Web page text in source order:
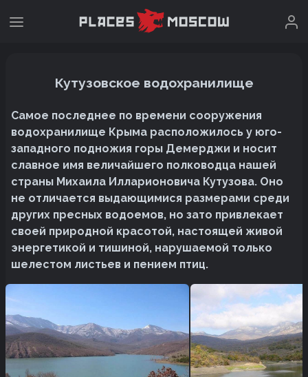
Кутузовское водохранилище
Самое последнее по времени сооружения
водохранилище Крыма расположилось у юго-
западного подножия горы Демерджи и носит
славное имя величайшего полководца нашей
страны Михаила Илларионовича Кутузова. Оно
не отличается выдающимися размерами среди
других пресных водоемов, но зато привлекает
своей природной красотой, настоящей живой
энергетикой и тишиной, нарушаемой только
шелестом листьев и пением птиц.